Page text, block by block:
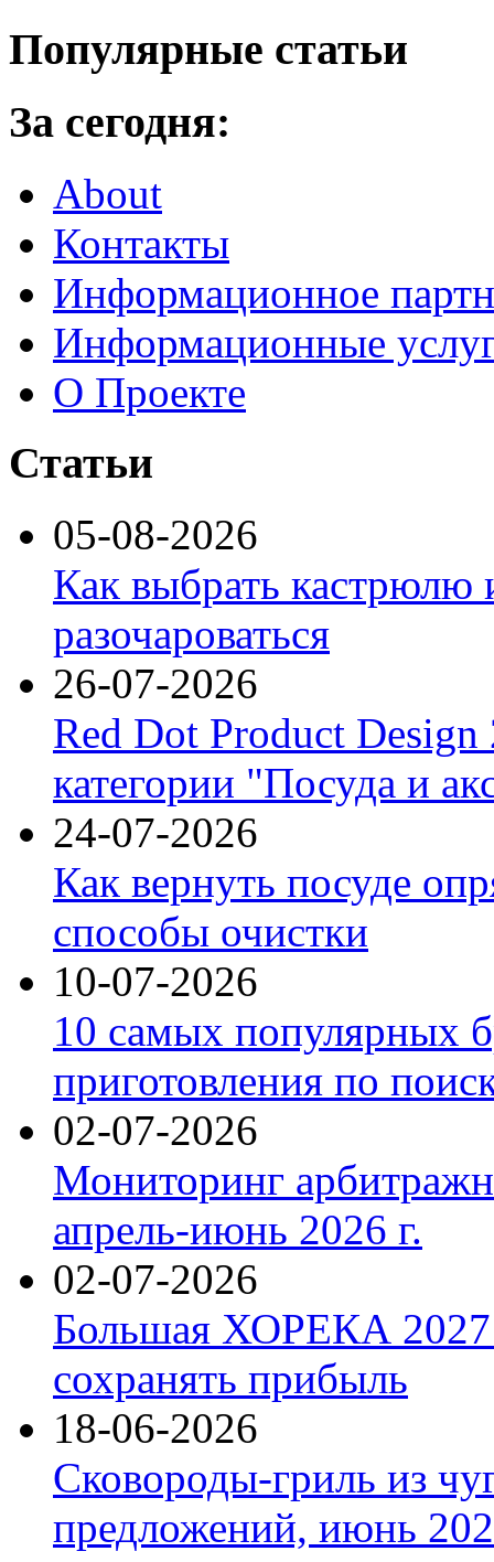
Популярные статьи
За сегодня:
About
Контакты
Информационное
Информационные
О Проекте
Статьи
05-08-2026
Как выбрать кастрюлю
разочароваться
26-07-2026
Red Dot Product Design
категории "Посуда и
24-07-2026
Как вернуть посуде
способы очистки
10-07-2026
10 самых популярных
приготовления по
02-07-2026
Мониторинг
апрель-июнь 2026 г.
02-07-2026
Большая ХОРЕКА 2027:
сохранять прибыль
18-06-2026
Сковороды-гриль из
предложений, июнь